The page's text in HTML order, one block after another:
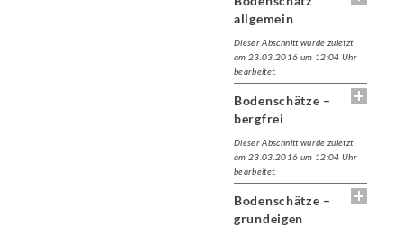
allgemein
Dieser Abschnitt wurde zuletzt
am 23.03.2016 um 12:04 Uhr
bearbeitet.
Bodenschätze –
bergfrei
Dieser Abschnitt wurde zuletzt
am 23.03.2016 um 12:04 Uhr
bearbeitet.
Bodenschätze –
grundeigen